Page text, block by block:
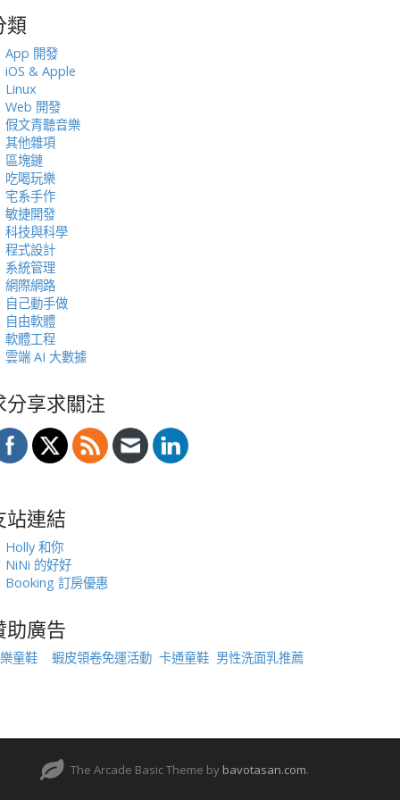
類
App 開發
iOS & Apple
Linux
Web 開發
假文青聽音樂
其他雜項
區塊鏈
吃喝玩樂
宅系手作
敏捷開發
科技與科學
程式設計
系統管理
網際網路
自己動手做
自由軟體
軟體工程
雲端 AI 大數據
分享求關注
站連結
Holly 和你
NiNi 的好好
Booking 訂房優惠
助廣告
童鞋 蝦皮領卷免運活動 卡通童鞋 男性洗面乳推薦
The Arcade Basic Theme by bavotasan.com.